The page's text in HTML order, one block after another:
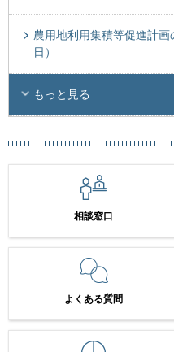
農用地利用集積等促進計
日）
もっと見る
相談窓口
よくある質問